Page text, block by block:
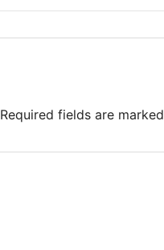
Required fields are marked